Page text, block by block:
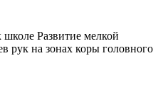
школе Развитие мелкой
рук на зонах коры головного